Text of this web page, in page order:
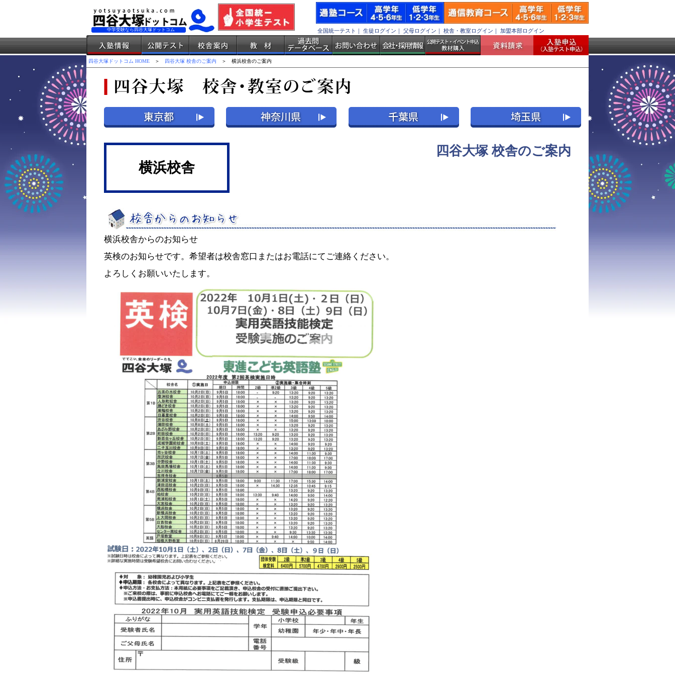
中学受験なら四谷大塚ドットコム 全国統一テスト ｜ 生徒ログイン ｜ 父母ログイン ｜ 校舎・教室ログイン ｜ 加盟本部ログイン
四谷大塚ドットコム HOME ＞ 四谷大塚 校舎のご案内 ＞ 横浜校舎のご案内
四谷大塚 校舎のご案内
横浜校舎
横浜校舎からのお知らせ
英検のお知らせです。希望者は校舎窓口またはお電話にてご連絡ください。
よろしくお願いいたします。